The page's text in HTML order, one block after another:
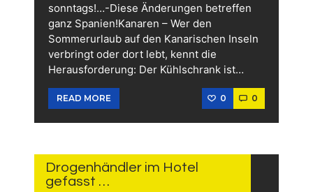
sonntags!…-Diese Änderungen betreffen
ganz Spanien!Kanaren – Wer den
Sommerurlaub auf den Kanarischen Inseln
verbringt oder dort lebt, kennt die
Herausforderung: Der Kühlschrank ist…
READ MORE 0 0
2026
Drogenhändler im Hotel
gefasst …